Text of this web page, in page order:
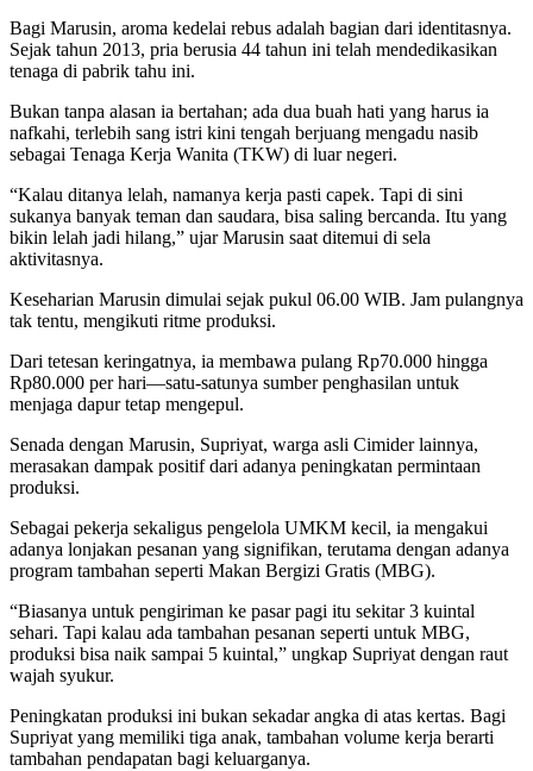
Bagi Marusin, aroma kedelai rebus adalah bagian dari identitasnya.
Sejak tahun 2013, pria berusia 44 tahun ini telah mendedikasikan
tenaga di pabrik tahu ini.
Bukan tanpa alasan ia bertahan; ada dua buah hati yang harus ia
nafkahi, terlebih sang istri kini tengah berjuang mengadu nasib
sebagai Tenaga Kerja Wanita (TKW) di luar negeri.
“Kalau ditanya lelah, namanya kerja pasti capek. Tapi di sini
sukanya banyak teman dan saudara, bisa saling bercanda. Itu yang
bikin lelah jadi hilang,” ujar Marusin saat ditemui di sela
aktivitasnya.
Keseharian Marusin dimulai sejak pukul 06.00 WIB. Jam pulangnya
tak tentu, mengikuti ritme produksi.
Dari tetesan keringatnya, ia membawa pulang Rp70.000 hingga
Rp80.000 per hari—satu-satunya sumber penghasilan untuk
menjaga dapur tetap mengepul.
Senada dengan Marusin, Supriyat, warga asli Cimider lainnya,
merasakan dampak positif dari adanya peningkatan permintaan
produksi.
Sebagai pekerja sekaligus pengelola UMKM kecil, ia mengakui
adanya lonjakan pesanan yang signifikan, terutama dengan adanya
program tambahan seperti Makan Bergizi Gratis (MBG).
“Biasanya untuk pengiriman ke pasar pagi itu sekitar 3 kuintal
sehari. Tapi kalau ada tambahan pesanan seperti untuk MBG,
produksi bisa naik sampai 5 kuintal,” ungkap Supriyat dengan raut
wajah syukur.
Peningkatan produksi ini bukan sekadar angka di atas kertas. Bagi
Supriyat yang memiliki tiga anak, tambahan volume kerja berarti
tambahan pendapatan bagi keluarganya.